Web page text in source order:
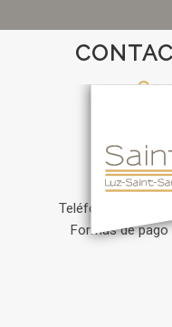
65120
Teléfono
: +33 5
Formas de